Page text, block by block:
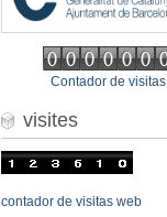
Contador de visitas
visites
contador de visitas web